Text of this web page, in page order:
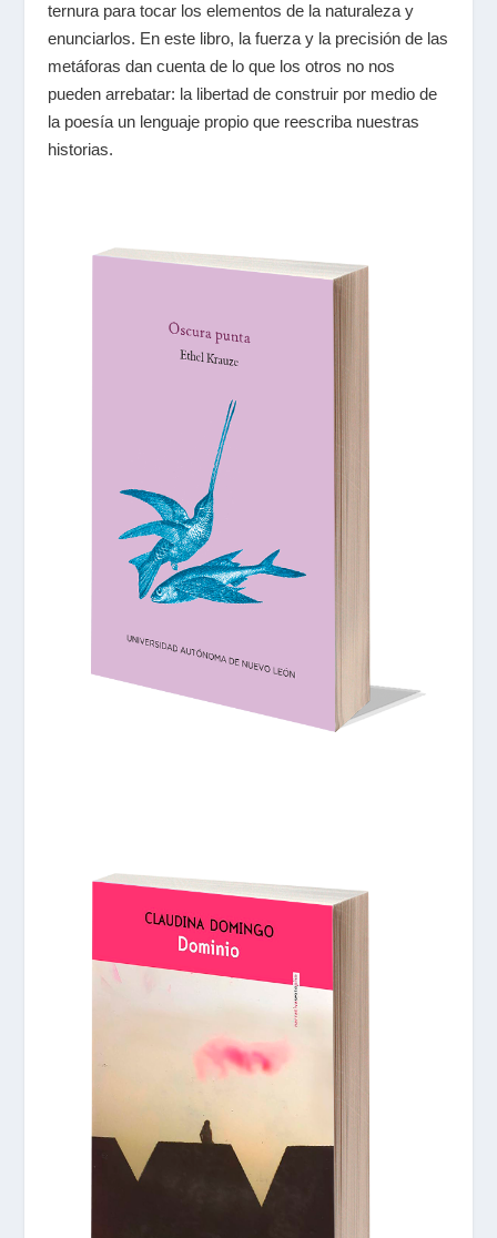
ternura para tocar los elementos de la naturaleza y
enunciarlos. En este libro, la fuerza y la precisión de las
metáforas dan cuenta de lo que los otros no nos
pueden arrebatar: la libertad de construir por medio de
la poesía un lenguaje propio que reescriba nuestras
historias.